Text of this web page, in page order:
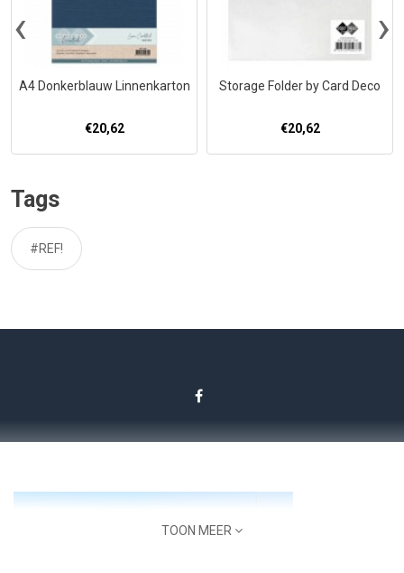
A4 Donkerblauw Linnenkarton
€20,62
Storage Folder by Card Deco
€20,62
‹ ›
Tags
#REF!
TOON MEER